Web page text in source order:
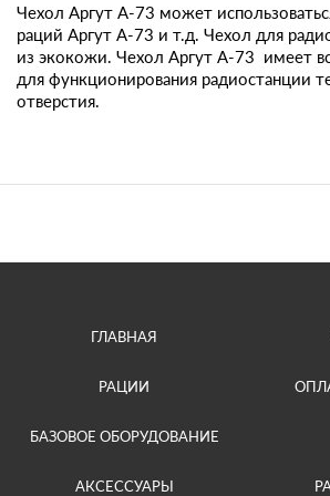
Чехол Аргут А-73 может
раций Аргут А-73 и т.д. Чехол для
из экокожи. Чехол Аргут А-73 имеет
для функционирования радиостанции
отверстия.
ГЛАВНАЯ
РАЦИИ
БАЗОВОЕ ОБОРУДОВАНИЕ
АКСЕССУАРЫ